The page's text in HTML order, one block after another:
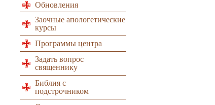
Обновления
Заочные апологетические
курсы
Программы центра
Задать вопрос
священнику
Библия с
подстрочником